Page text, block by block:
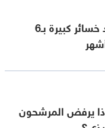
بوينغ.. توقعات بتكبد خسائر كبيرة بـ6
يرفض المرشحون